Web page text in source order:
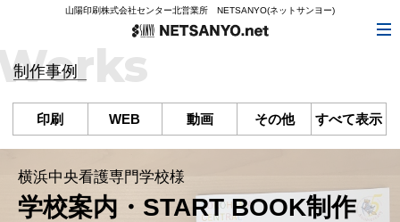
山陽印刷株式会社センター北営業所 NETSANYO(ネットサンヨー)
制作事例
印刷 WEB 動画 その他 すべて表示
横浜中央看護専門学校様
学校案内・START BOOK制作